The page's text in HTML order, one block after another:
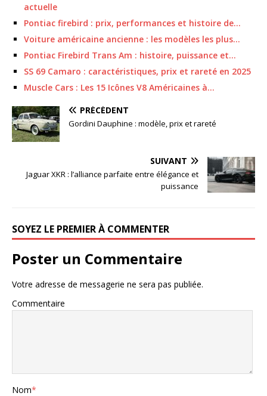
actuelle
Pontiac firebird : prix, performances et histoire de…
Voiture américaine ancienne : les modèles les plus…
Pontiac Firebird Trans Am : histoire, puissance et…
SS 69 Camaro : caractéristiques, prix et rareté en 2025
Muscle Cars : Les 15 Icônes V8 Américaines à…
PRÉCÉDENT
Gordini Dauphine : modèle, prix et rareté
SUIVANT
Jaguar XKR : l’alliance parfaite entre élégance et
puissance
SOYEZ LE PREMIER À COMMENTER
Poster un Commentaire
Votre adresse de messagerie ne sera pas publiée.
Commentaire
Nom*